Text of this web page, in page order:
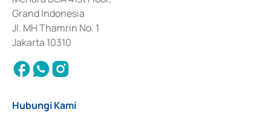
Surat Berharga Komersial yang izinnya diterbitkan pada tahun 2018.
Grand Indonesia
Jl. MH Thamrin No. 1
Jakarta 10310
Hubungi Kami